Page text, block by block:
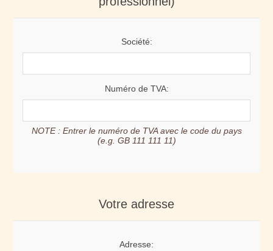
Société:
Numéro de TVA:
NOTE : Entrer le numéro de TVA avec le code du pays
(e.g. GB 111 111 11)
Votre adresse
Adresse: